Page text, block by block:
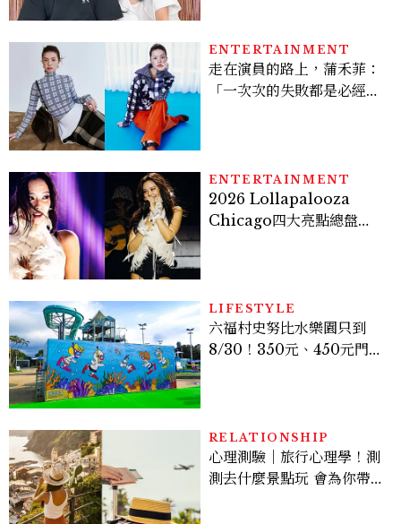
ENTERTAINMENT
走在演員的路上，蒲禾菲：
「一次次的失敗都是必經過
ENTERTAINMENT
2026 Lollapalooza
Chicago四大亮點總盤
LIFESTYLE
六福村史努比水樂園只到
8/30！350元、450元門票
RELATIONSHIP
心理測驗｜旅行心理學！測
測去什麼景點玩 會為你帶來